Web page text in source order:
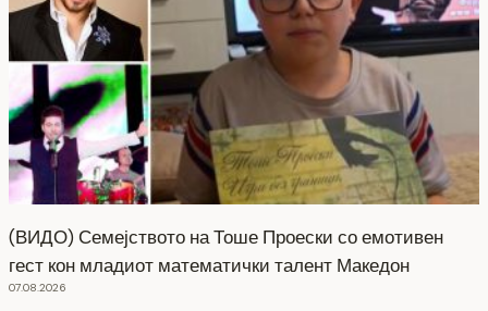
(ВИДО) Семејството на Тоше Проески со емотивен
гест кон младиот математички талент Македон
07.08.2026